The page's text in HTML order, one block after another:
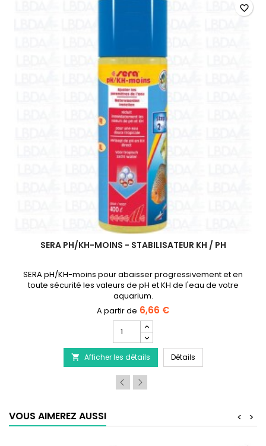
aquarium de 25 à 300 watts
SERA PH/KH-MOINS - STABILISATEUR KH / PH
SERA pH/KH-moins pour abaisser progressivement et en
toute sécurité les valeurs de pH et KH de l'eau de votre
aquarium.
6,66 €
quantité
du
produit
SERA
pH/KH-
moins
 Afficher les détails DétailsSERA pH/KH-
favorite_border
VOUS AIMEREZ AUSSI >
<